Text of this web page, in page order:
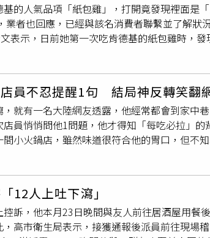
的人氣品項「紙包雞」，打開竟發現裡面是
者也回應，已經與該名消費者聯繫並了解狀
表示，日前她第一次吃肯德基的紙包雞時，發
？還是怎樣？裡面是沒烤過的生肉，還好咬
，打開竟發現裡面是「生肉」根本沒烤過。
中可見，錫箔紙上的2大塊雞肉雖被灑滿辛香
花，明顯未經烹煮。貼文曝光後，網友紛紛
隻雞有夠生，生到牠已經在下明天要做蛋塔的
另外也有人建議，打電話至店內反映，「應
員不忍提醒1句 結局神反轉笑翻
就有一名大陸網友透露，他經常都會到家中
員悄悄問他1問題，他才得知「每吃必拉」的
小火鍋店，雖然味道很符合他的胃口，但不
PO透露，明知道吃完一定會狂拉，但他日前
面前，偷偷摸摸地小聲問道「吃我家東西，
時店員才吐一句「你每次東西都沒煮熟就著
把食材放入鍋中不久，便著急撈起吃下肚。逗
看得出來真的很愛了」、「沒煮熟吃起來不
要拉肚子，難道也是沒熟？」另外，也有人
12人上吐下瀉」
訴，他本月23日晚間與友人前往居酒屋用餐
高市衛生局表示，接獲通報後派員前往現場